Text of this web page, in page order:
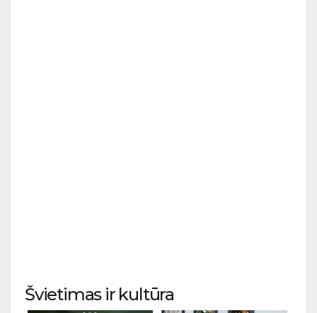
Švietimas ir kultūra